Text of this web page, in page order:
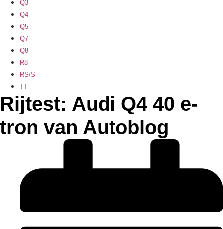
Q3
Q4
Q5
Q7
Q8
R8
RS/S
TT
Rijtest: Audi Q4 40 e-
tron van Autoblog